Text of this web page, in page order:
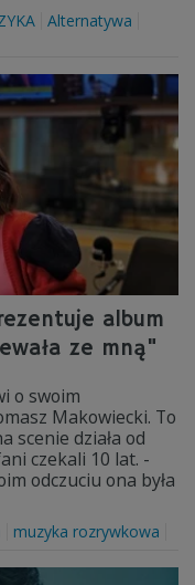
Alternatywa
album
ze mną"
o swoim
Makowiecki. To
scenie działa od
czekali 10 lat. -
odczuciu ona była
muzyka rozrywkowa